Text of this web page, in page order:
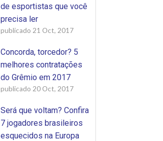
de esportistas que você
precisa ler
publicado 21 Oct, 2017
Concorda, torcedor? 5
melhores contratações
do Grêmio em 2017
publicado 20 Oct, 2017
Será que voltam? Confira
7 jogadores brasileiros
esquecidos na Europa